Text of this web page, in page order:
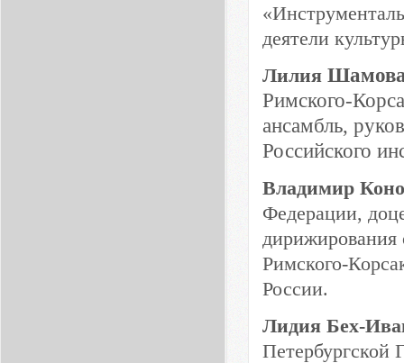
«
деятели
Лилия
Римского-
ансамбль,
Российского
Владимир
Федерации,
Римского-
России.
Лидия Бех-
Петербургской